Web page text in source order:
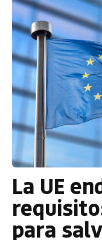
La UE
para